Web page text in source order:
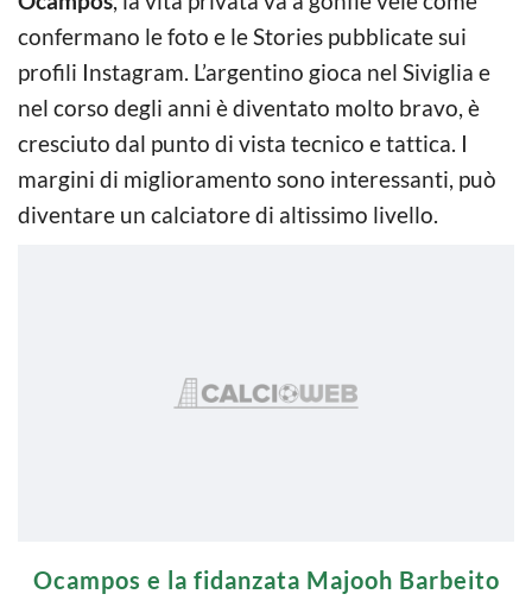
confermano le foto e le Stories pubblicate sui
profili Instagram. L’argentino gioca nel Siviglia e
nel corso degli anni è diventato molto bravo, è
cresciuto dal punto di vista tecnico e tattica. I
margini di miglioramento sono interessanti, può
diventare un calciatore di altissimo livello.
Ocampos e la fidanzata Majooh Barbeito